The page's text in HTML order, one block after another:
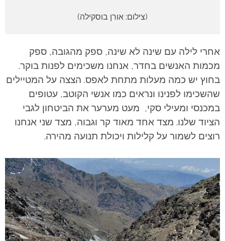
(צילום: אורן בוסקילה)
אחרי לילה עם שינה לא שינה, ספק מהגובה, ספק
מכמות האנשים בחדר, אנחנו משכימים לפנות בוקר.
בחוץ יש כמה מעלות מתחת לאפס. הצצה על המטיילים
שהשכימו לפנינו ונראים כמו אנשי הקוטב, עטופים
במכנסי ומעילי סקי, מעט מערער את הביטחון לגבי
הציוד שלנו. מצד אחד מאוד קר וגבוה, מצד שני אנחנו
רוצים לשמור על קלילות ויכולת תנועה מהירה.